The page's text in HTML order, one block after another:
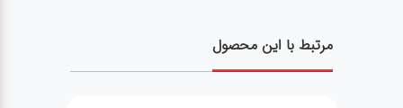
مرتبط با این محصول